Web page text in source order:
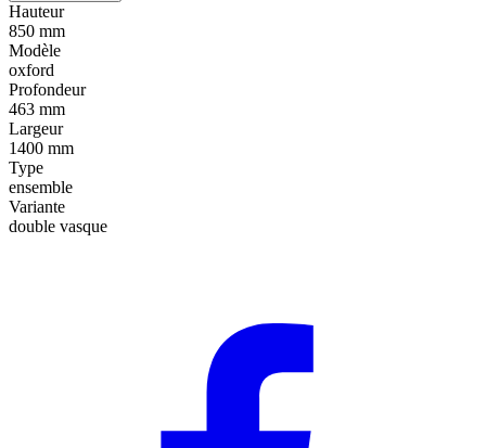
Hauteur
850 mm
Modèle
oxford
Profondeur
463 mm
Largeur
1400 mm
Type
ensemble
Variante
double vasque